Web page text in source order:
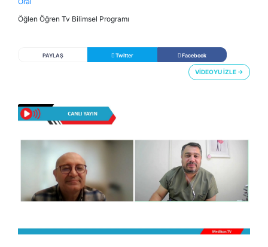
Öğlen Öğren Tv Bilimsel Programı
PAYLAŞ Twitter Facebook
VİDEOYU İZLE →